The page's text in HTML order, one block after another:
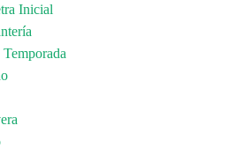
Inicial